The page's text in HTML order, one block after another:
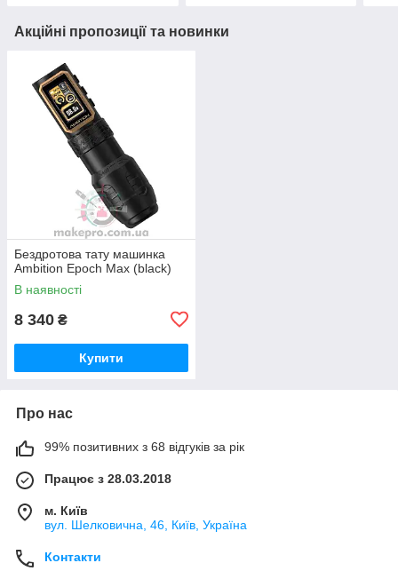
Акційні пропозиції та новинки
Бездротова тату машинка
Ambition Epoch Max (black)
В наявності
8 340 ₴
Купити
Про нас
99% позитивних з 68 відгуків за рік
Працює з 28.03.2018
м. Київ
вул. Шелковична, 46, Київ, Україна
Контакти